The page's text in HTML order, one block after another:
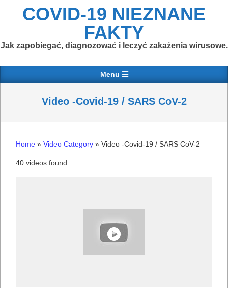
COVID-19 NIEZNANE
FAKTY
Jak zapobiegać, diagnozować i leczyć zakażenia wirusowe.
Navigation
Menu
Video -Covid-19 / SARS CoV-2
Home » Video Category » Video -Covid-19 / SARS CoV-2
40 videos found